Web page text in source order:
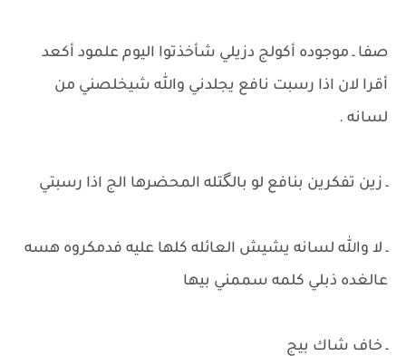
صفا ـ موجوده أكولج دزيلي شأخذتوا اليوم علمود أكعد
أقرا لان اذا رسبت نافع يجلدني والله شيخلصني من
لسانه .
ـ زين تفكرين بنافع لو بالگتله المحضرها الج اذا رسبتي
ـ لا والله لسانه يشيش العائله كلها عليه فدمكروه هسه
عالغده ذبلي كلمه سممني بيها
ـ خاف شاك بيج